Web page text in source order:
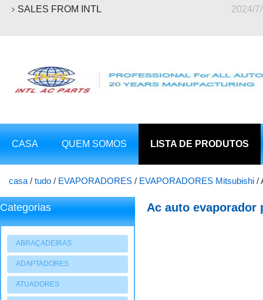
SALES FROM INTL 2024/
CASA QUEM SOMOS LISTA DE PRODUTOS
casa / tudo / EVAPORADORES / EVAPORADORES Mitsubishi /
lancer 1994-1998
Categorias
ABRAÇADEIRAS
ADAPTADORES
ATUADORES
Ac auto evaporador